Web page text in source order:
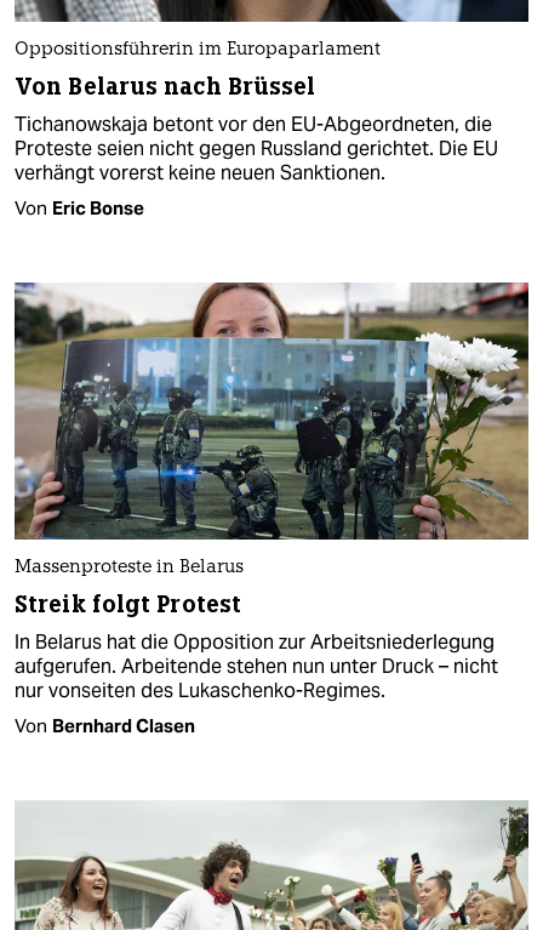
Oppositionsführerin im Europaparlament
Von Belarus nach Brüssel
Tichanowskaja betont vor den EU-Abgeordneten, die
Proteste seien nicht gegen Russland gerichtet. Die EU
verhängt vorerst keine neuen Sanktionen.
Von Eric Bonse
Massenproteste in Belarus
Streik folgt Protest
In Belarus hat die Opposition zur Arbeitsniederlegung
aufgerufen. Arbeitende stehen nun unter Druck – nicht
nur vonseiten des Lukaschenko-Regimes.
Von Bernhard Clasen